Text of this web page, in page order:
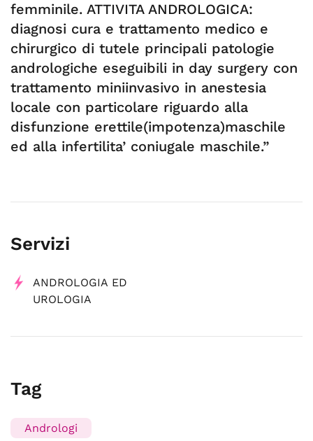
femminile. ATTIVITA ANDROLOGICA:
diagnosi cura e trattamento medico e
chirurgico di tutele principali patologie
andrologiche eseguibili in day surgery con
trattamento miniinvasivo in anestesia
locale con particolare riguardo alla
disfunzione erettile(impotenza)maschile
ed alla infertilita’ coniugale maschile.”
Servizi
ANDROLOGIA ED
UROLOGIA
Tag
Andrologi